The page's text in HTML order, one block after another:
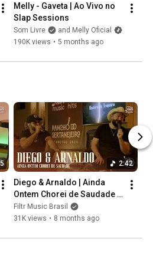
Melly - Gaveta | Ao Vivo no
Slap Sessions
Som Livre
and Melly Oficial
190K views • 5 months ago
2:42
Diego & Arnaldo | Ainda
Ontem Chorei de Saudade |
Filtr Music Brasil no Rancho
do Sertanejeiro
Filtr Music Brasil
31K views • 8 months ago